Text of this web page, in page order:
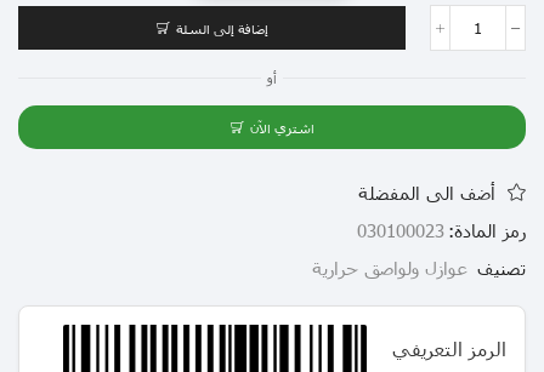
إضافة إلى السلة
أو
اشتري الآن
أضف الى المفضلة
رمز المادة: 030100023
تصنيف عوازل ولواصق حرارية
الرمز التعريفي